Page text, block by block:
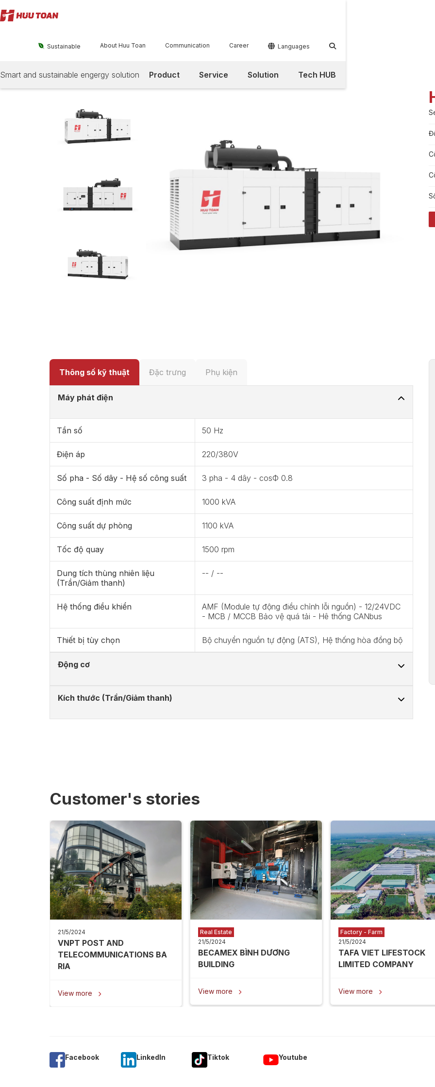
 Sustainable About Huu Toan Communication Career  Languages 
Product Service Solution Tech HUB
Smart and sustainable engergy solution
Thông số kỹ thuật Đặc trưng Phụ kiện
Máy phát điện
Tần số 50 Hz
Điện áp 220/380V
Số pha - Số dây - Hệ số công suất 3 pha - 4 dây - cosФ 0.8
Công suất định mức 1000 kVA
Công suất dự phòng 1100 kVA
Tốc độ quay 1500 rpm
Dung tích thùng nhiên liệu
(Trần/Giảm thanh)
-- / --
Hệ thống điều khiển
AMF (Module tự động điều chỉnh lỗi nguồn) - 12/24VDC
- MCB / MCCB Bảo vệ quá tải - Hê thống CANbus
Thiết bị tùy chọn Bộ chuyển nguồn tự động (ATS), Hệ thống hòa đồng bộ
Động cơ
Kích thước (Trần/Giảm thanh)
Customer's stories
21/5/2024
VNPT POST AND
TELECOMMUNICATIONS BA
RIA
View more 
Real Estate
21/5/2024
BECAMEX BÌNH DƯƠNG
BUILDING
View more 
Factory - Farm
21/5/2024
TAFA VIET LIFESTOCK
LIMITED COMPANY
View more 
Facebook Linkedln Tiktok Youtube